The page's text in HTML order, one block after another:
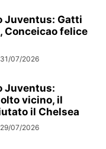
Juventus: Gatti
Conceicao felice
31/07/2026
Juventus:
vicino, il
il Chelsea
29/07/2026